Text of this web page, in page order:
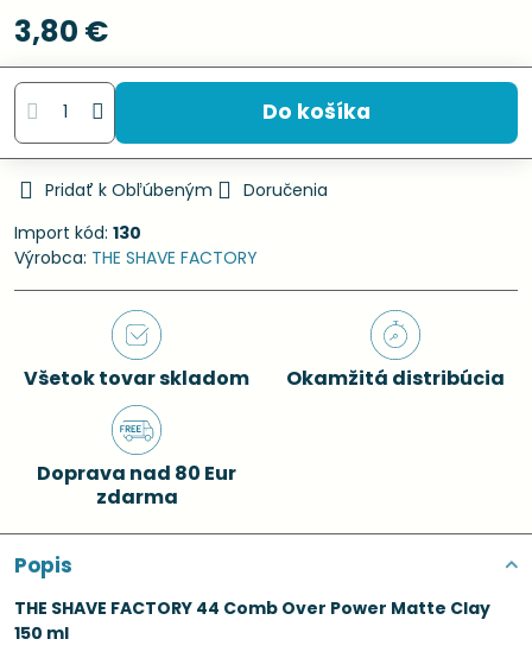
3,80 €
Do košíka
Pridať k Obľúbeným
Doručenia
Import kód: 130
Výrobca: THE SHAVE FACTORY
Všetok tovar skladom Okamžitá distribúcia
Doprava nad 80 Eur
zdarma
Popis
THE SHAVE FACTORY 44 Comb Over Power Matte Clay
150 ml